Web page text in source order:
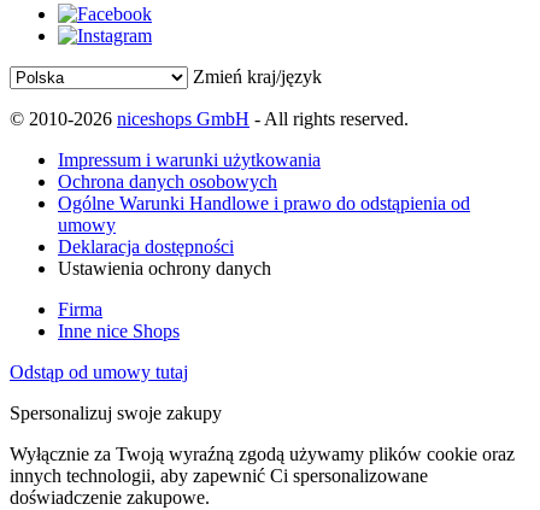
Zmień kraj/język
© 2010-2026 niceshops GmbH - All rights reserved.
Impressum i warunki użytkowania
Ochrona danych osobowych
Ogólne Warunki Handlowe i prawo do odstąpienia od
umowy
Deklaracja dostępności
Ustawienia ochrony danych
Firma
Inne nice Shops
Odstąp od umowy tutaj
Spersonalizuj swoje zakupy
Wyłącznie za Twoją wyraźną zgodą używamy plików cookie oraz
innych technologii, aby zapewnić Ci spersonalizowane
doświadczenie zakupowe.